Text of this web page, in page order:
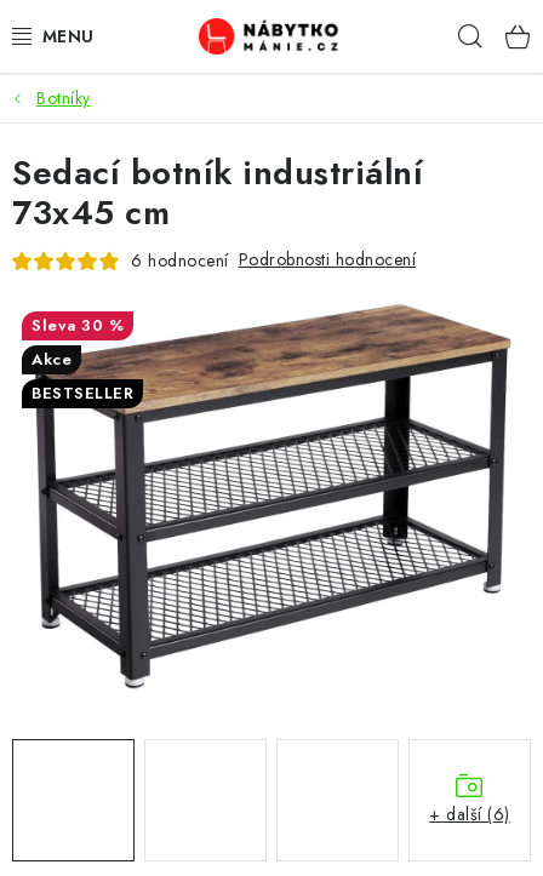
na
OBÝVACÍ POKOJ
KUCHYŇ A JÍDELNA
LOŽNICE
KANCELÁŘ / PRACOVNA
KOUPELNA A WC
PŘEDSÍŇ
CHOVATELSKÉ POTŘEBY
DOPLŇKY A DEKORACE
OSTATNÍ
VÝPRODEJ
Botníky
Sedací botník industriální
73x45 cm
6 hodnocení Podrobnosti hodnocení
30 %
Akce
BESTSELLER
+ další (6)